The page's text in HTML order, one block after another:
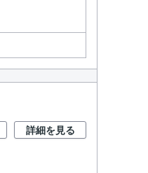
詳細を見る